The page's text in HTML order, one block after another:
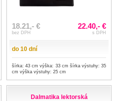
18.21,- €
bez DPH
22.40,- €
s DPH
do 10 dní
šírka: 43 cm výška: 33 cm šírka výstuhy: 35
cm výška výstuhy: 25 cm
Dalmatika lektorská